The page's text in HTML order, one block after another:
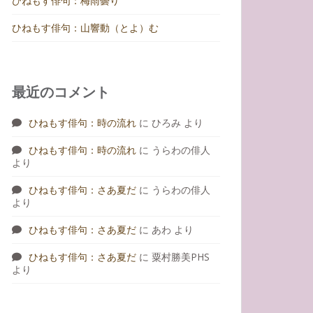
ひねもす俳句：山響動（とよ）む
最近のコメント
ひねもす俳句：時の流れ に ひろみ より
ひねもす俳句：時の流れ に うらわの俳人
より
ひねもす俳句：さあ夏だ に うらわの俳人
より
ひねもす俳句：さあ夏だ に あわ より
ひねもす俳句：さあ夏だ に 粟村勝美PHS
より